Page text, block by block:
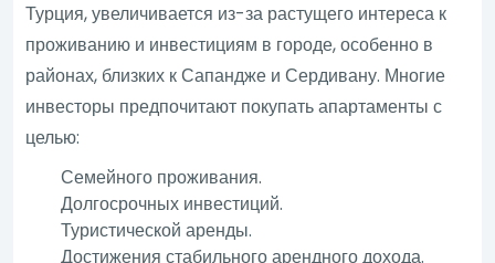
Турция, увеличивается из-за растущего интереса к
проживанию и инвестициям в городе, особенно в
районах, близких к Сапандже и Сердивану. Многие
инвесторы предпочитают покупать апартаменты с
целью:
Семейного проживания.
Долгосрочных инвестиций.
Туристической аренды.
Достижения стабильного арендного дохода.